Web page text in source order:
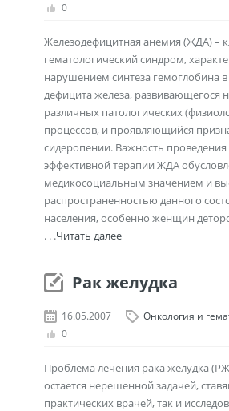
0
Железодефицитная анемия (ЖДА) –
гематологический синдром,
нарушением синтеза гемоглобина в
дефицита железа, развивающегося
различных патологических
процессов, и проявляющийся
сидеропении. Важность
эффективной терапии ЖДА
медикосоциальным значением и
распространенностью данного
населения, особенно женщин
. . .Читать далее
Рак желудка
16.05.2007
Онкология и
0
Проблема лечения рака желудка
остается нерешенной задачей,
практических врачей, так и